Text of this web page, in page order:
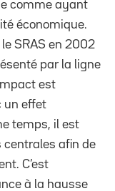
comme ayant
économique.
SRAS en 2002
par la ligne
est
un effet
temps, il est
afin de
C’est
à la hausse